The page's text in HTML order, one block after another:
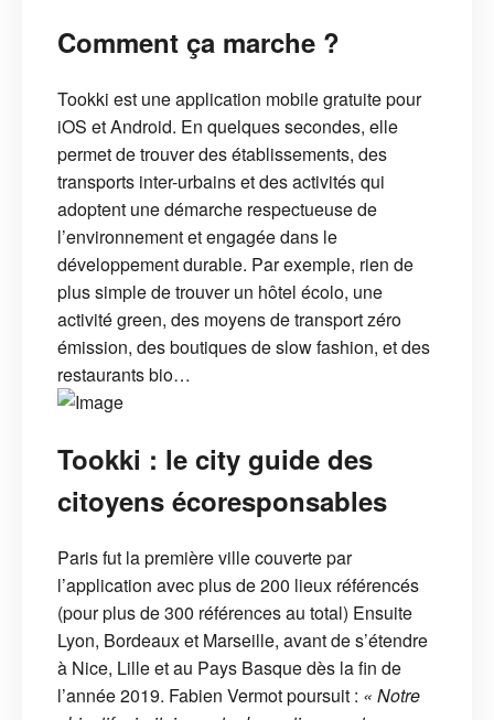
Comment ça marche ?
Tookki est une application mobile gratuite pour
iOS et Android. En quelques secondes, elle
permet de trouver des établissements, des
transports inter-urbains et des activités qui
adoptent une démarche respectueuse de
l’environnement et engagée dans le
développement durable. Par exemple, rien de
plus simple de trouver un hôtel écolo, une
activité green, des moyens de transport zéro
émission, des boutiques de slow fashion, et des
restaurants bio…
Tookki : le city guide des
citoyens écoresponsables
Paris fut la première ville couverte par
l’application avec plus de 200 lieux référencés
(pour plus de 300 références au total) Ensuite
Lyon, Bordeaux et Marseille, avant de s’étendre
à Nice, Lille et au Pays Basque dès la fin de
l’année 2019. Fabien Vermot poursuit : « Notre